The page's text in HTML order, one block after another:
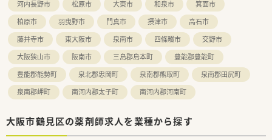
河内長野市 松原市 大東市 和泉市
箕面市
柏原市
羽曳野市 門真市 摂津市
高石市
藤井寺市
東大阪市 泉南市 四條畷市
交野市
大阪狭山市
阪南市 三島郡島本町
豊能郡豊能町
豊能郡能勢町
泉北郡忠岡町 泉南郡熊取町
泉南郡田尻町
泉南郡岬町
南河内郡太子町 南河内郡河南町
大阪市鶴見区の薬剤師求人を業種から探す